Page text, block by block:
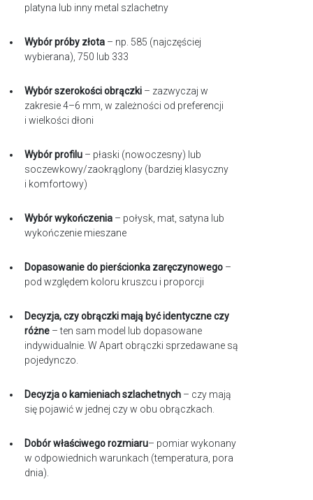
platyna lub inny metal szlachetny
Wybór próby złota – np. 585 (najczęściej
wybierana), 750 lub 333
Wybór szerokości obrączki – zazwyczaj w
zakresie 4–6 mm, w zależności od preferencji
i wielkości dłoni
Wybór profilu – płaski (nowoczesny) lub
soczewkowy/zaokrąglony (bardziej klasyczny
i komfortowy)
Wybór wykończenia – połysk, mat, satyna lub
wykończenie mieszane
Dopasowanie do pierścionka zaręczynowego –
pod względem koloru kruszcu i proporcji
Decyzja, czy obrączki mają być identyczne czy
różne – ten sam model lub dopasowane
indywidualnie. W Apart obrączki sprzedawane są
pojedynczo.
Decyzja o kamieniach szlachetnych – czy mają
się pojawić w jednej czy w obu obrączkach.
Dobór właściwego rozmiaru– pomiar wykonany
w odpowiednich warunkach (temperatura, pora
dnia).